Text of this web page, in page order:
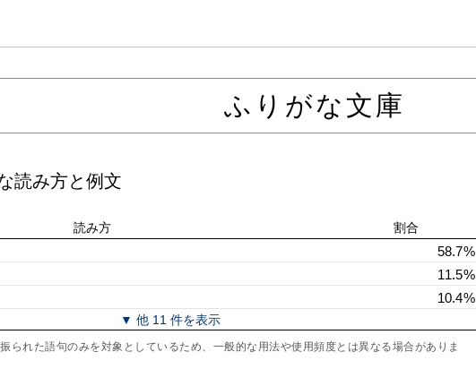
ふりがな文庫
読み方と例文
読み方 割合
58.7%
11.5%
10.4%
▼ 他 11 件を表示
られた語句のみを対象としているため、一般的な用法や使用頻度とは異なる場合がありま